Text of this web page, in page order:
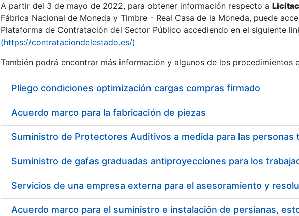
Mostrar/Ocultar
Mostrar/Ocultar
Mostrar/Ocultar
A partir del 3 de mayo de 2022, para obtener información respecto a
Fábrica Nacional de Moneda y Timbre - Real Casa de la Moneda, puede
Plataforma de Contratación del Sector Público accediendo en el siguiente
(https://contrataciondelestado.es/)
También podrá encontrar más información y algunos de los procedimientos
Pliego condiciones optimización cargas compras firmado
Acuerdo marco para la fabricación de piezas
Acuerdo marco para el suministro e instalación de persianas,